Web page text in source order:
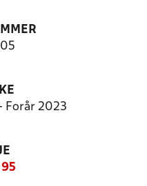
Forår 2023